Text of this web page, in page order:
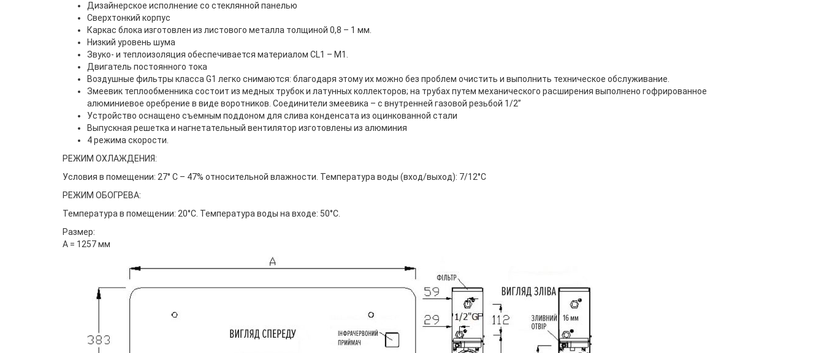
Дизайнерское исполнение со стеклянной панелью
Сверхтонкий корпус
Каркас блока изготовлен из листового металла толщиной 0,8 – 1 мм.
Низкий уровень шума
Звуко- и теплоизоляция обеспечивается материалом CL1 – M1.
Двигатель постоянного тока
Воздушные фильтры класса G1 легко снимаются: благодаря этому их можно без проблем очистить и выполнить техническое обслуживание.
Змеевик теплообменника состоит из медных трубок и латунных коллекторов; на трубах путем механического расширения выполнено гофрированное
алюминиевое оребрение в виде воротников. Соединители змеевика – с внутренней газовой резьбой 1/2”
Устройство оснащено съемным поддоном для слива конденсата из оцинкованной стали
Выпускная решетка и нагнетательный вентилятор изготовлены из алюминия
4 режима скорости.
РЕЖИМ ОХЛАЖДЕНИЯ:
Условия в помещении: 27° C – 47% относительной влажности. Температура воды (вход/выход): 7/12°C
РЕЖИМ ОБОГРЕВА:
Температура в помещении: 20°C. Температура воды на входе: 50°C.
Размер:
А = 1257 мм